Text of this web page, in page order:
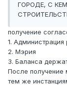
ГОРОДЕ, С
получение
1.
2. Мэрия
3. Баланса
После получение
тем же